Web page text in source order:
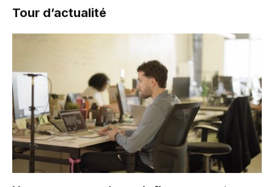
Tour d’actualité